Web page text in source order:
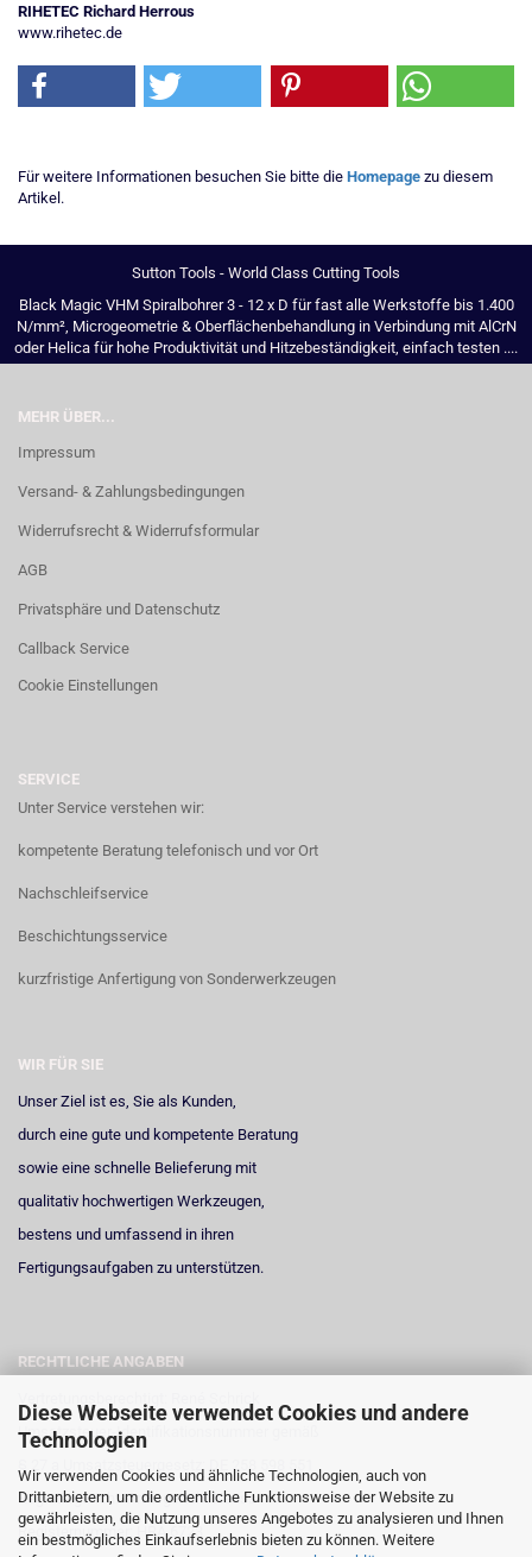
Diese Webseite verwendet Cookies und andere
Technologien
Wir verwenden Cookies und ähnliche Technologien, auch von
Drittanbietern, um die ordentliche Funktionsweise der Website zu
gewährleisten, die Nutzung unseres Angebotes zu analysieren und Ihnen
ein bestmögliches Einkaufserlebnis bieten zu können. Weitere
RIHETEC Richard Herrous
www.rihetec.de
Für weitere Informationen besuchen Sie bitte die Homepage zu diesem
Artikel.
Sutton Tools - World Class Cutting Tools
Black Magic VHM Spiralbohrer 3 - 12 x D für fast alle Werkstoffe bis 1.400
N/mm², Microgeometrie & Oberflächenbehandlung in Verbindung mit AlCrN
oder Helica für hohe Produktivität und Hitzebeständigkeit, einfach testen ....
MEHR ÜBER...
Impressum
Versand- & Zahlungsbedingungen
Widerrufsrecht & Widerrufsformular
AGB
Privatsphäre und Datenschutz
Callback Service
Cookie Einstellungen
SERVICE
Unter Service verstehen wir:
kompetente Beratung telefonisch und vor Ort
Nachschleifservice
Beschichtungsservice
kurzfristige Anfertigung von Sonderwerkzeugen
WIR FÜR SIE
Unser Ziel ist es, Sie als Kunden,
durch eine gute und kompetente Beratung
sowie eine schnelle Belieferung mit
qualitativ hochwertigen Werkzeugen,
bestens und umfassend in ihren
Fertigungsaufgaben zu unterstützen.
RECHTLICHE ANGABEN
Umsatzsteuer-Identifikationsnummer gemäß
§ 27 a Umsatzsteuergesetz: DE 258 598 551
Registergericht: Amtsgericht Neuss
Registernummer: HRA 6723